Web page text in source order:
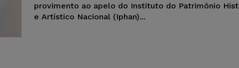
provimento ao apelo do Instituto do Patrimônio
e Artístico Nacional (Iphan)...